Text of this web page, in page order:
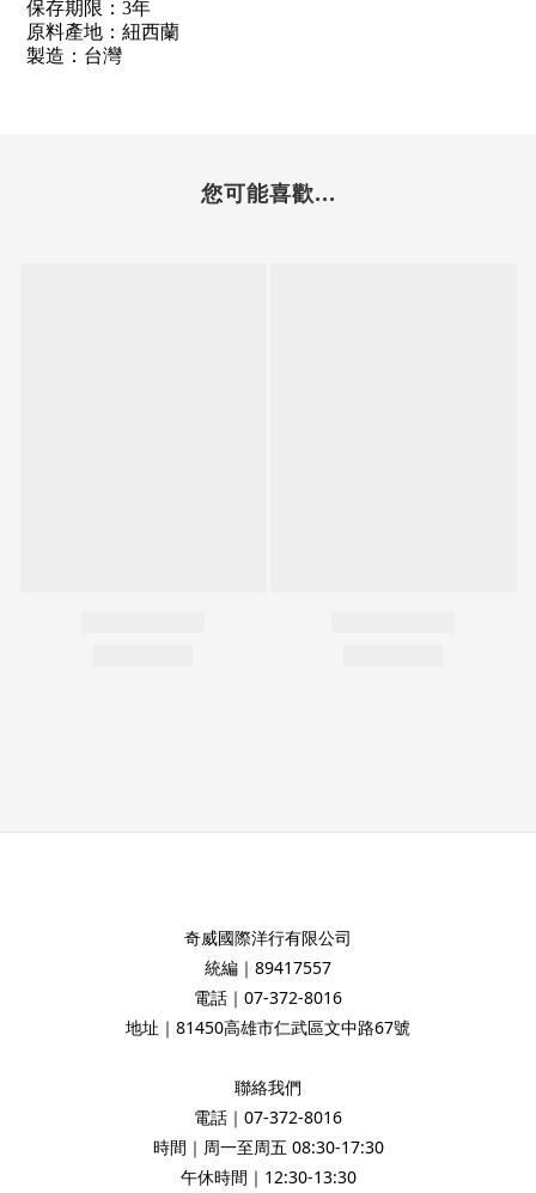
保存期限：3年
原料產地：紐西蘭
製造：台灣
您可能喜歡...
奇威國際洋行有限公司
統編｜89417557
電話｜07-372-8016
地址｜81450高雄市仁武區文中路67號
聯絡我們
電話｜07-372-8016
時間｜周一至周五 08:30-17:30
午休時間｜12:30-13:30